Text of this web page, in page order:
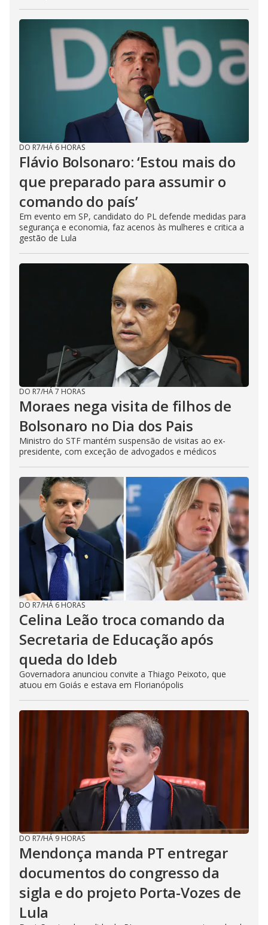
DO R7/HÁ 6 HORAS
Flávio Bolsonaro: ‘Estou mais do
que preparado para assumir o
comando do país’
Em evento em SP, candidato do PL defende medidas para
segurança e economia, faz acenos às mulheres e critica a
gestão de Lula
DO R7/HÁ 7 HORAS
Moraes nega visita de filhos de
Bolsonaro no Dia dos Pais
Ministro do STF mantém suspensão de visitas ao ex-
presidente, com exceção de advogados e médicos
DO R7/HÁ 6 HORAS
Celina Leão troca comando da
Secretaria de Educação após
queda do Ideb
Governadora anunciou convite a Thiago Peixoto, que
atuou em Goiás e estava em Florianópolis
DO R7/HÁ 9 HORAS
Mendonça manda PT entregar
documentos do congresso da
sigla e do projeto Porta-Vozes de
Lula